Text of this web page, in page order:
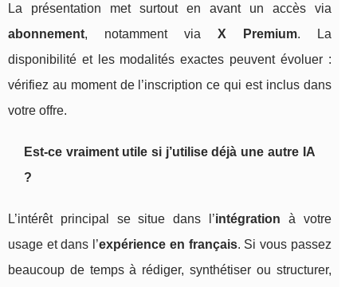
La présentation met surtout en avant un accès via
abonnement, notamment via X Premium. La
disponibilité et les modalités exactes peuvent évoluer :
vérifiez au moment de l’inscription ce qui est inclus dans
votre offre.
Est-ce vraiment utile si j’utilise déjà une autre IA
?
L’intérêt principal se situe dans l’intégration à votre
usage et dans l’expérience en français. Si vous passez
beaucoup de temps à rédiger, synthétiser ou structurer,